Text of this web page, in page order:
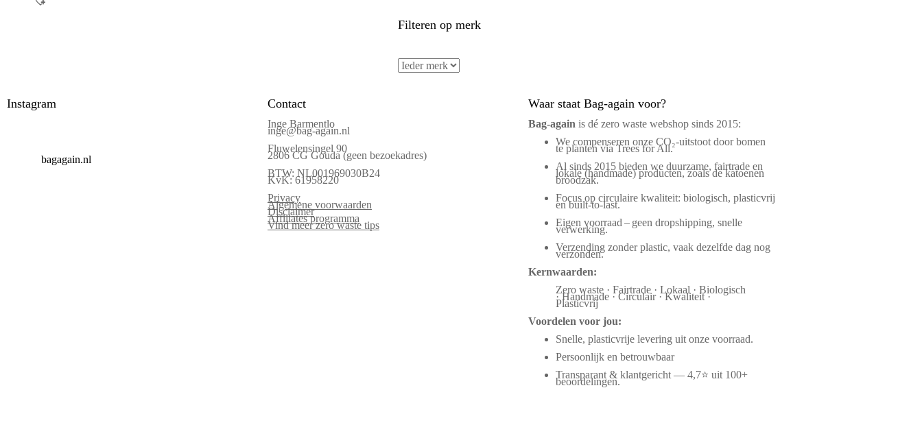
Filteren op merk
Instagram
bagagain.nl
Contact
Inge Barmentlo
inge@bag-again.nl
Fluwelensingel 90
2806 CG Gouda (geen bezoekadres)
BTW: NL001969030B24
KvK: 61958220
Privacy
Algemene voorwaarden
Disclaimer
Affiliates programma
Vind meer zero waste tips
Waar staat Bag-again voor?
Bag‑again is dé zero waste webshop sinds 2015:
We compenseren onze CO₂-uitstoot door bomen
te planten via Trees for All.
Al sinds 2015 bieden we duurzame, fairtrade en
lokale (handmade) producten, zoals de katoenen
broodzak.
Focus op circulaire kwaliteit: biologisch, plasticvrij
en built-to-last.
Eigen voorraad – geen dropshipping, snelle
verwerking.
Verzending zonder plastic, vaak dezelfde dag nog
verzonden.
Kernwaarden:
Zero waste · Fairtrade · Lokaal · Biologisch
· Handmade · Circulair · Kwaliteit ·
Plasticvrij
Voordelen voor jou:
Snelle, plasticvrije levering uit onze voorraad.
Persoonlijk en betrouwbaar
Transparant & klantgericht — 4,7⭐ uit 100+
beoordelingen.